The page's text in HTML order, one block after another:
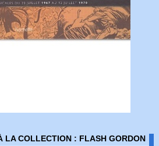
LA COLLECTION : FLASH GORDON